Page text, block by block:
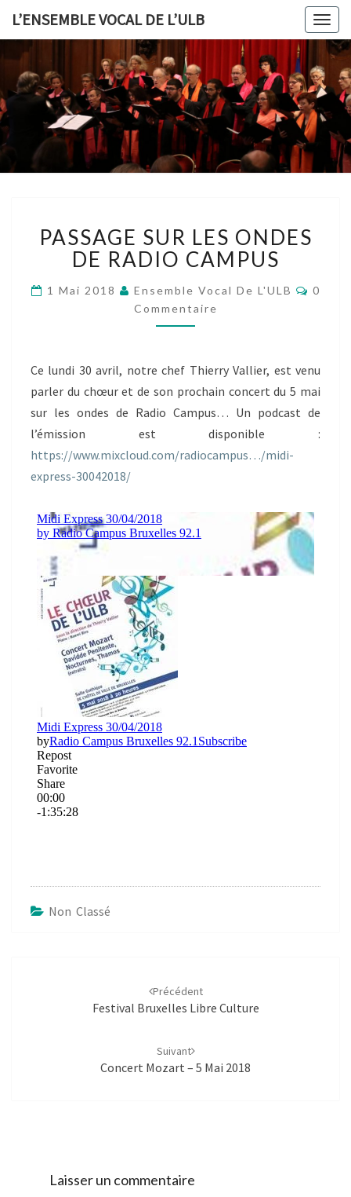
L’ENSEMBLE VOCAL DE L’ULB
VOCAL
L’ULB
SUR
LES
ONDES
DE
RADIO
CAMPUS
PASSAGE SUR LES ONDES
DE RADIO CAMPUS
1 Mai 2018 Ensemble Vocal De L'ULB
0
Commentaire
Ce lundi 30 avril, notre chef Thierry Vallier, est venu
parler du chœur et de son prochain concert du 5 mai
sur les ondes de Radio Campus… Un podcast de
l’émission est disponible :
https://www.mixcloud.com/radiocampus…/midi-
express-30042018/
Non Classé
Précédent
Festival Bruxelles Libre Culture
Suivant
Concert Mozart – 5 Mai 2018
Laisser un commentaire